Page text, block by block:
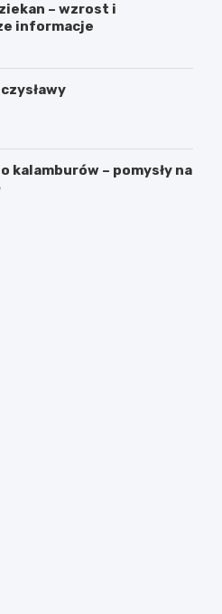
– wzrost i
informacje
kalamburów – pomysły na